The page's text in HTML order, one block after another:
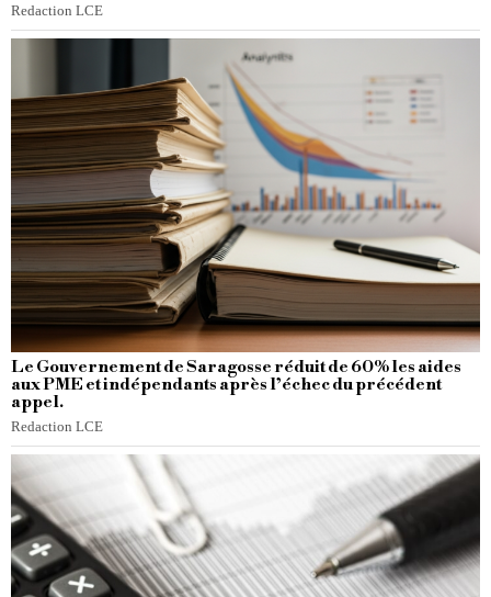
Redaction LCE
Le Gouvernement de Saragosse réduit de 60% les aides
aux PME et indépendants après l’échec du précédent
appel.
Redaction LCE